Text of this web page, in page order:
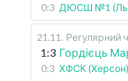
0:3 ДЮСШ №1
21.11 . Регулярний
1:3 Гордієць
0:3 ХФСК (Херсон)